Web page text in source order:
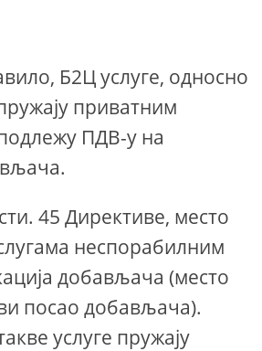
Б2Ц услуге, односно
приватним
ПДВ-у на
45 Директиве, место
неспорабилним
добављача (место
посао добављача).
услуге пружају